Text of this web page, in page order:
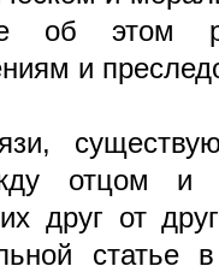
об этом
и
отцом
друг от
статье